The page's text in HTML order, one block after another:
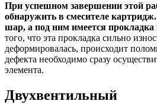
При успешном завершении этой
обнаружить в смесителе
шар, а под ним имеется прокладка
того, что эта прокладка сильно
деформировалась, происходит
дефекта необходимо сразу
элемента.
Двухвентильный